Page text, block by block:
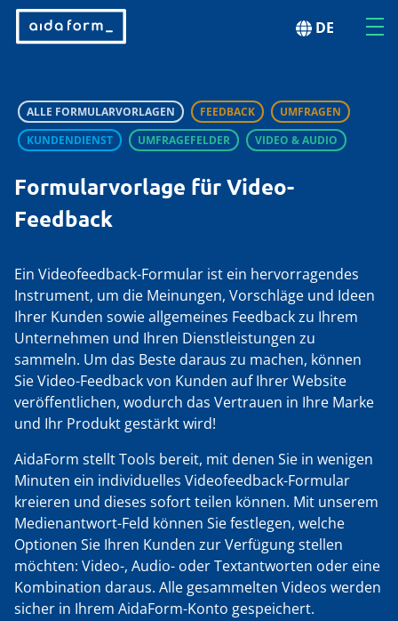
DE
ALLE FORMULARVORLAGEN FEEDBACK
UMFRAGEN
KUNDENDIENST
UMFRAGEFELDER VIDEO & AUDIO
Formularvorlage für Video-
Feedback
Ein Videofeedback-Formular ist ein hervorragendes
Instrument, um die Meinungen, Vorschläge und Ideen
Ihrer Kunden sowie allgemeines Feedback zu Ihrem
Unternehmen und Ihren Dienstleistungen zu
sammeln. Um das Beste daraus zu machen, können
Sie Video-Feedback von Kunden auf Ihrer Website
veröffentlichen, wodurch das Vertrauen in Ihre Marke
und Ihr Produkt gestärkt wird!
AidaForm stellt Tools bereit, mit denen Sie in wenigen
Minuten ein individuelles Videofeedback-Formular
kreieren und dieses sofort teilen können. Mit unserem
Medienantwort-Feld können Sie festlegen, welche
Optionen Sie Ihren Kunden zur Verfügung stellen
möchten: Video-, Audio- oder Textantworten oder eine
Kombination daraus. Alle gesammelten Videos werden
sicher in Ihrem AidaForm-Konto gespeichert.